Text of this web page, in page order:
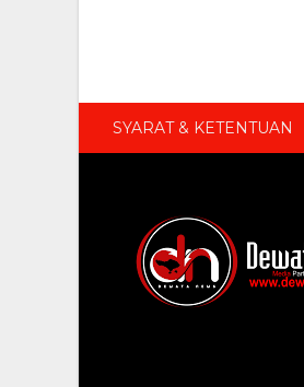
SYARAT & KETENTUAN